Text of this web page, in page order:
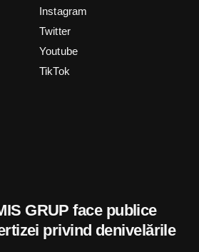
Instagram
Twitter
Youtube
TikTok
GRUP face publice
privind denivelările